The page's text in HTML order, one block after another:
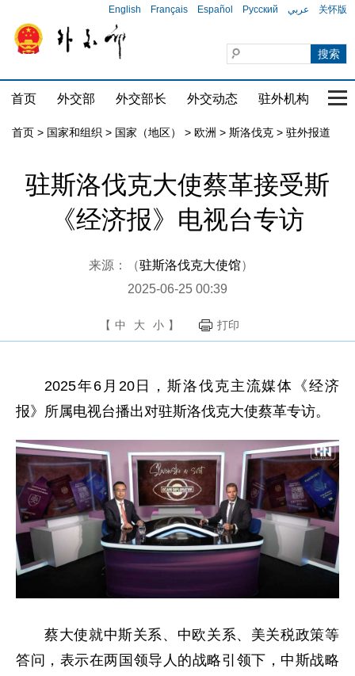
English Français Español Русский عربي 关怀版
首页 外交部 外交部长 外交动态 驻外机构 国
首页 > 国家和组织 > 国家（地区） > 欧洲 > 斯洛伐克 > 驻外报道
驻斯洛伐克大使蔡革接受斯
《经济报》电视台专访
来源：（驻斯洛伐克大使馆）
2025-06-25 00:39
【 中 大 小 】 打印
2025年6月20日，斯洛伐克主流媒体《经济
报》所属电视台播出对驻斯洛伐克大使蔡革专访。
蔡大使就中斯关系、中欧关系、美关税政策等
答问，表示在两国领导人的战略引领下，中斯战略